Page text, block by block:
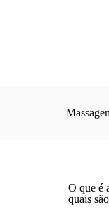
O que é
quais